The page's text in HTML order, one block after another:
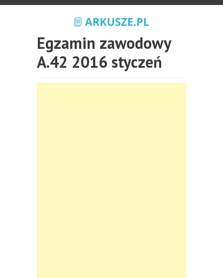
Egzamin zawodowy
A.42 2016 styczeń